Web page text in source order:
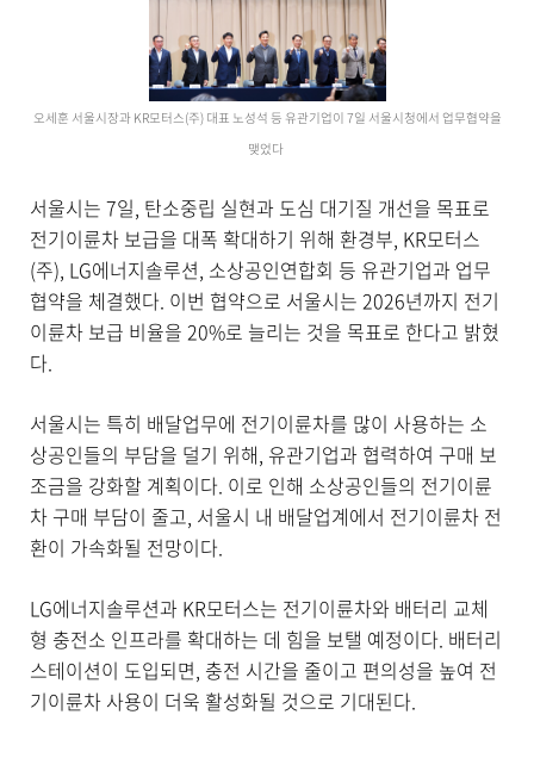
오세훈 서울시장과 KR모터스(주) 대표 노성석 등 유관기업이 7일 서울시청에서 업무협약을
맺었다
서울시는 7일, 탄소중립 실현과 도심 대기질 개선을 목표로
전기이륜차 보급을 대폭 확대하기 위해 환경부, KR모터스
(주), LG에너지솔루션, 소상공인연합회 등 유관기업과 업무
협약을 체결했다. 이번 협약으로 서울시는 2026년까지 전기
이륜차 보급 비율을 20%로 늘리는 것을 목표로 한다고 밝혔
다.
서울시는 특히 배달업무에 전기이륜차를 많이 사용하는 소
상공인들의 부담을 덜기 위해, 유관기업과 협력하여 구매 보
조금을 강화할 계획이다. 이로 인해 소상공인들의 전기이륜
차 구매 부담이 줄고, 서울시 내 배달업계에서 전기이륜차 전
환이 가속화될 전망이다.
LG에너지솔루션과 KR모터스는 전기이륜차와 배터리 교체
형 충전소 인프라를 확대하는 데 힘을 보탤 예정이다. 배터리
스테이션이 도입되면, 충전 시간을 줄이고 편의성을 높여 전
기이륜차 사용이 더욱 활성화될 것으로 기대된다.